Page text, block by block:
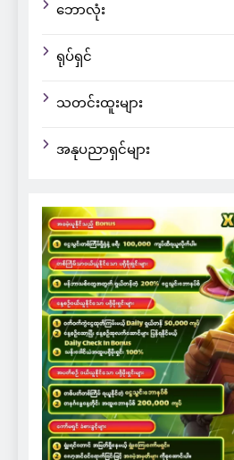
ဘောလုံး
ရုပ်ရှင်
သတင်းထူးများ
အနုပညာရှင်များ